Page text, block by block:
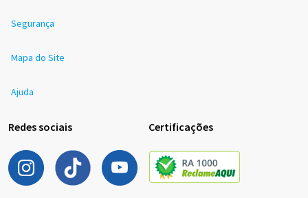
Segurança
Mapa do Site
Ajuda
Redes sociais Certificações